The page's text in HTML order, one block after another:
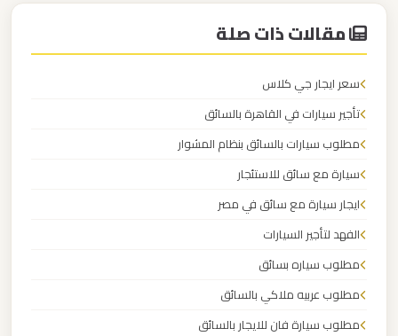
مقالات ذات صلة
سعر ايجار جي كلاس
تأجير سيارات في القاهرة بالسائق
مطلوب سيارات بالسائق بنظام المشوار
سيارة مع سائق للاستئجار
ايجار سيارة مع سائق في مصر
الفهد لتأجير السيارات
مطلوب سياره بسائق
مطلوب عربيه ملاكي بالسائق
مطلوب سيارة فان للايجار بالسائق
مطروح
ليموزين
العرب
الدولي
العرب
الاسكندرية